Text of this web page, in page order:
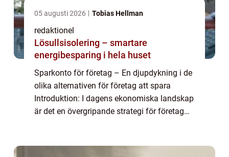
05 augusti 2026 Tobias Hellman
redaktionel
Lösullsisolering – smartare
energibesparing i hela huset
Sparkonto för företag – En djupdykning i de
olika alternativen för företag att spara
Introduktion: I dagens ekonomiska landskap
är det en övergripande strategi för företag